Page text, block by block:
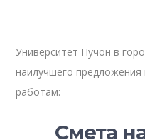
Университет Пучон в
наилучшего
работам:
Смета